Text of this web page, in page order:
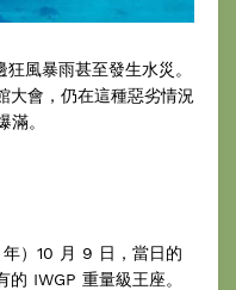
風暴雨甚至發生水災。
大會，仍在這種惡劣情況
。
）10 月 9 日，當日的
IWGP 重量級王座。